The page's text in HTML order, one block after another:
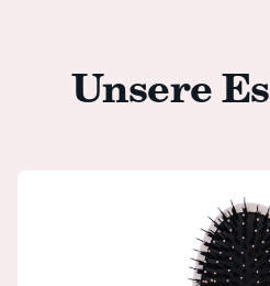
Unsere